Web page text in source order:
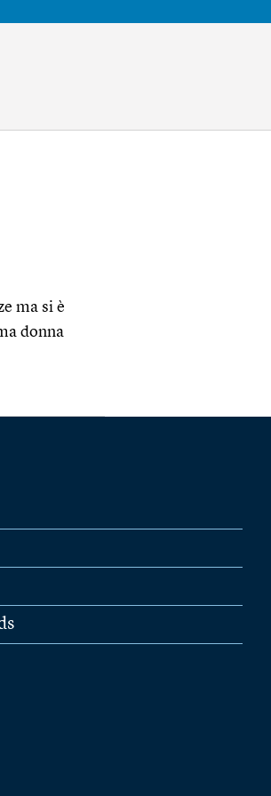
ma si è
donna